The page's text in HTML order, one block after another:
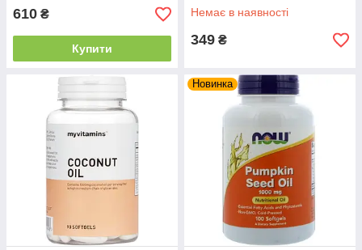
610 ₴
Купити
Немає в наявності
349 ₴
Новинка